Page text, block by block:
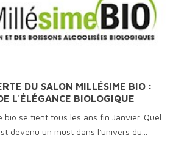
DU SALON MILLÉSIME BIO :
L'ÉLÉGANCE BIOLOGIQUE
bio se tient tous les ans fin Janvier. Quel
devenu un must dans l'univers du...